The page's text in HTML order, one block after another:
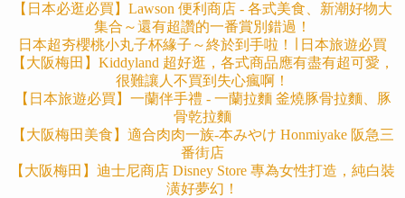
【日本必逛必買】Lawson 便利商店 - 各式美食、新潮好物大
集合～還有超讚的一番賞別錯過！
日本超夯櫻桃小丸子杯緣子～終於到手啦！∣ 日本旅遊必買
【大阪梅田】Kiddyland 超好逛，各式商品應有盡有超可愛，
很難讓人不買到失心瘋啊！
【日本旅遊必買】一蘭伴手禮 - 一蘭拉麵 釜燒豚骨拉麵、豚
骨乾拉麵
【大阪梅田美食】適合肉肉一族-本みやけ Honmiyake 阪急三
番街店
【大阪梅田】迪士尼商店 Disney Store 專為女性打造，純白裝
潢好夢幻！